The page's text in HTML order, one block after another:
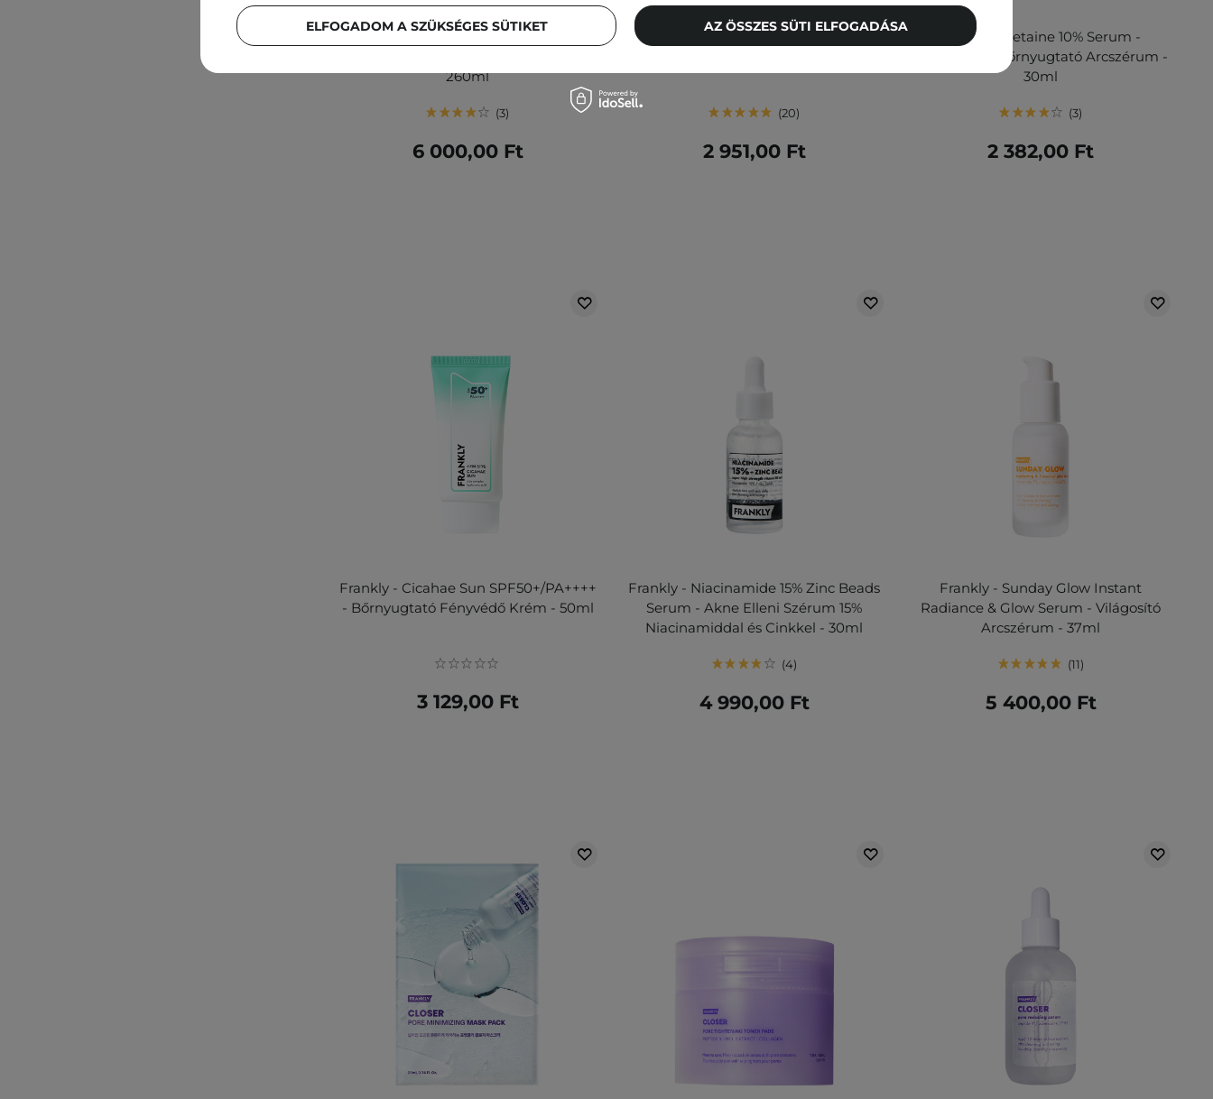
Frankly - CICA & HA Toner - Nyugtató
260ml
3
6 000,00 Ft
Frankly - Closer Pore Reducing Serum
20
2 951,00 Ft
Frankly - Betaine 10% Serum -
Hidratáló és Bőrnyugtató Arcszérum -
30ml
3
2 382,00 Ft
Frankly - Cicahae Sun SPF50+/PA++++
- Bőrnyugtató Fényvédő Krém - 50ml
3 129,00 Ft
Frankly - Niacinamide 15% Zinc Beads
Serum - Akne Elleni Szérum 15%
Niacinamiddal és Cinkkel - 30ml
4
4 990,00 Ft
Frankly - Sunday Glow Instant
Radiance & Glow Serum - Világosító
Arcszérum - 37ml
11
5 400,00 Ft
ELFOGADOM A SZÜKSÉGES SÜTIKET AZ ÖSSZES SÜTI ELFOGADÁSA